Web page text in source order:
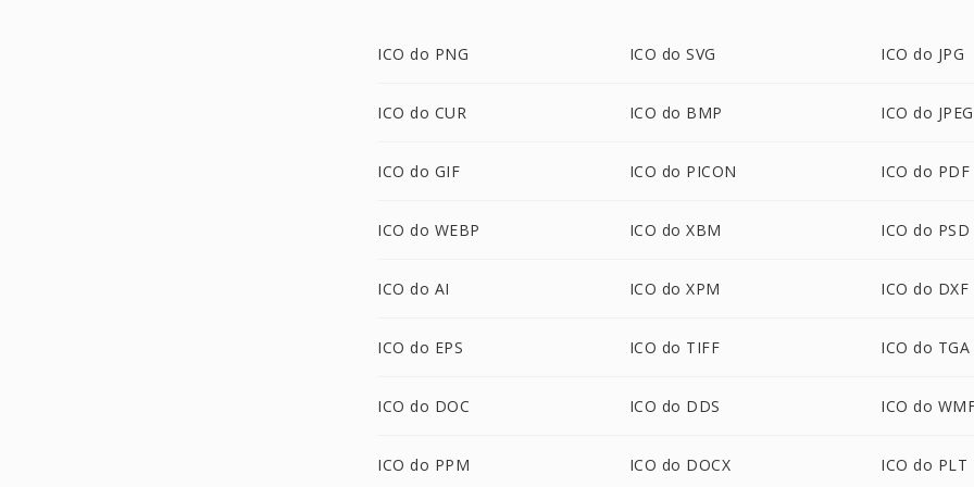
ICO do PNG ICO do SVG ICO do JPG
ICO do CUR ICO do BMP ICO do JPEG
ICO do GIF ICO do PICON ICO do PDF
ICO do WEBP ICO do XBM ICO do PSD
ICO do AI ICO do XPM ICO do DXF
ICO do EPS ICO do TIFF ICO do TGA
ICO do DOC ICO do DDS ICO do
ICO do PPM ICO do DOCX ICO do PLT